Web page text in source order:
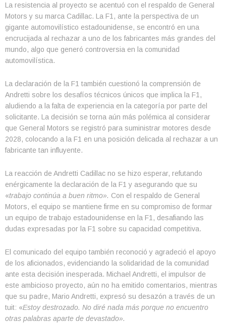
La resistencia al proyecto se acentuó con el respaldo de General
Motors y su marca Cadillac. La F1, ante la perspectiva de un
gigante automovilístico estadounidense, se encontró en una
encrucijada al rechazar a uno de los fabricantes más grandes del
mundo, algo que generó controversia en la comunidad
automovilística.
La declaración de la F1 también cuestionó la comprensión de
Andretti sobre los desafíos técnicos únicos que implica la F1,
aludiendo a la falta de experiencia en la categoría por parte del
solicitante. La decisión se torna aún más polémica al considerar
que General Motors se registró para suministrar motores desde
2028, colocando a la F1 en una posición delicada al rechazar a un
fabricante tan influyente.
La reacción de Andretti Cadillac no se hizo esperar, refutando
enérgicamente la declaración de la F1 y asegurando que su
«trabajo continúa a buen ritmo». Con el respaldo de General
Motors, el equipo se mantiene firme en su compromiso de formar
un equipo de trabajo estadounidense en la F1, desafiando las
dudas expresadas por la F1 sobre su capacidad competitiva.
El comunicado del equipo también reconoció y agradeció el apoyo
de los aficionados, evidenciando la solidaridad de la comunidad
ante esta decisión inesperada. Michael Andretti, el impulsor de
este ambicioso proyecto, aún no ha emitido comentarios, mientras
que su padre, Mario Andretti, expresó su desazón a través de un
tuit: «Estoy destrozado. No diré nada más porque no encuentro
otras palabras aparte de devastado».